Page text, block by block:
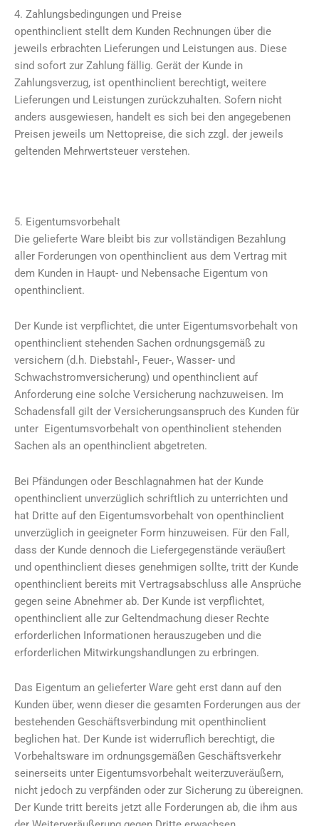
4. Zahlungsbedingungen und Preise
openthinclient stellt dem Kunden Rechnungen über die
jeweils erbrachten Lieferungen und Leistungen aus. Diese
sind sofort zur Zahlung fällig. Gerät der Kunde in
Zahlungsverzug, ist openthinclient berechtigt, weitere
Lieferungen und Leistungen zurückzuhalten. Sofern nicht
anders ausgewiesen, handelt es sich bei den angegebenen
Preisen jeweils um Nettopreise, die sich zzgl. der jeweils
geltenden Mehrwertsteuer verstehen.
5. Eigentumsvorbehalt
Die gelieferte Ware bleibt bis zur vollständigen Bezahlung
aller Forderungen von openthinclient aus dem Vertrag mit
dem Kunden in Haupt- und Nebensache Eigentum von
openthinclient.
Der Kunde ist verpflichtet, die unter Eigentumsvorbehalt von
openthinclient stehenden Sachen ordnungsgemäß zu
versichern (d.h. Diebstahl-, Feuer-, Wasser- und
Schwachstromversicherung) und openthinclient auf
Anforderung eine solche Versicherung nachzuweisen. Im
Schadensfall gilt der Versicherungsanspruch des Kunden für
unter Eigentumsvorbehalt von openthinclient stehenden
Sachen als an openthinclient abgetreten.
Bei Pfändungen oder Beschlagnahmen hat der Kunde
openthinclient unverzüglich schriftlich zu unterrichten und
hat Dritte auf den Eigentumsvorbehalt von openthinclient
unverzüglich in geeigneter Form hinzuweisen. Für den Fall,
dass der Kunde dennoch die Liefergegenstände veräußert
und openthinclient dieses genehmigen sollte, tritt der Kunde
openthinclient bereits mit Vertragsabschluss alle Ansprüche
gegen seine Abnehmer ab. Der Kunde ist verpflichtet,
openthinclient alle zur Geltendmachung dieser Rechte
erforderlichen Informationen herauszugeben und die
erforderlichen Mitwirkungshandlungen zu erbringen.
Das Eigentum an gelieferter Ware geht erst dann auf den
Kunden über, wenn dieser die gesamten Forderungen aus der
bestehenden Geschäftsverbindung mit openthinclient
beglichen hat. Der Kunde ist widerruflich berechtigt, die
Vorbehaltsware im ordnungsgemäßen Geschäftsverkehr
seinerseits unter Eigentumsvorbehalt weiterzuveräußern,
nicht jedoch zu verpfänden oder zur Sicherung zu übereignen.
Der Kunde tritt bereits jetzt alle Forderungen ab, die ihm aus